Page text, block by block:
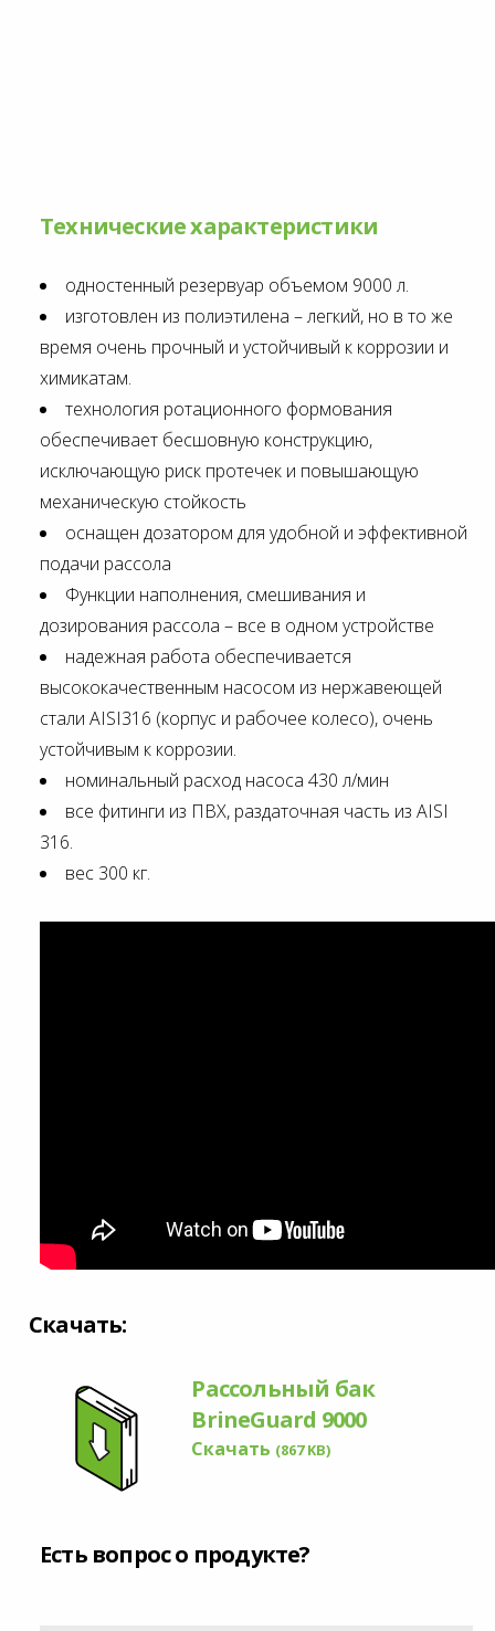
Технические характеристики
одностенный резервуар объемом 9000 л.
изготовлен из полиэтилена – легкий, но в то же
время очень прочный и устойчивый к коррозии и
химикатам.
технология ротационного формования
обеспечивает бесшовную конструкцию,
исключающую риск протечек и повышающую
механическую стойкость
оснащен дозатором для удобной и эффективной
подачи рассола
Функции наполнения, смешивания и
дозирования рассола – все в одном устройстве
надежная работа обеспечивается
высококачественным насосом из нержавеющей
стали AISI316 (корпус и рабочее колесо), очень
устойчивым к коррозии.
номинальный расход насоса 430 л/мин
все фитинги из ПВХ, раздаточная часть из AISI
316.
вес 300 кг.
Скачать:
Рассольный бак
BrineGuard 9000
Скачать (867 KB)
Есть вопрос о продукте?